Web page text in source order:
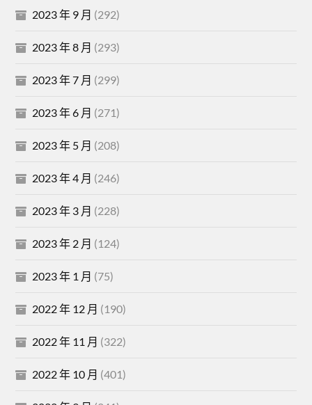
2023 年 9 月 (292)
2023 年 8 月 (293)
2023 年 7 月 (299)
2023 年 6 月 (271)
2023 年 5 月 (208)
2023 年 4 月 (246)
2023 年 3 月 (228)
2023 年 2 月 (124)
2023 年 1 月 (75)
2022 年 12 月 (190)
2022 年 11 月 (322)
2022 年 10 月 (401)